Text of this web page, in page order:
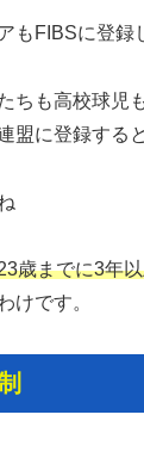
もFIBSに登録
ちも高校球児
盟に登録する
歳までに3年
けです。